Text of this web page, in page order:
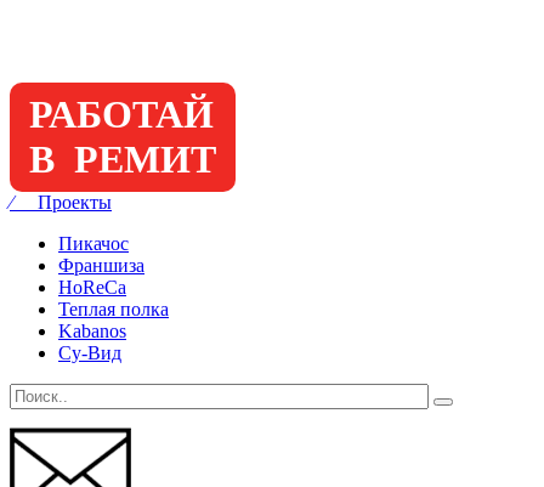
РАБОТАЙ
В РЕМИТ
⁄ Проекты
Пикачос
Франшиза
HoReCa
Теплая полка
Kabanos
Су-Вид